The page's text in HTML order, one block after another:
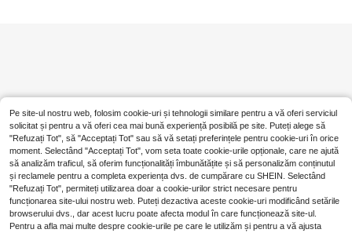
Pe site-ul nostru web, folosim cookie-uri și tehnologii similare pentru a vă oferi serviciul
solicitat și pentru a vă oferi cea mai bună experiență posibilă pe site. Puteți alege să
"Refuzați Tot", să "Acceptați Tot" sau să vă setați preferințele pentru cookie-uri în orice
moment. Selectând "Acceptați Tot", vom seta toate cookie-urile opționale, care ne ajută
să analizăm traficul, să oferim funcționalități îmbunătățite și să personalizăm conținutul
și reclamele pentru a completa experiența dvs. de cumpărare cu SHEIN. Selectând
"Refuzați Tot", permiteți utilizarea doar a cookie-urilor strict necesare pentru
funcționarea site-ului nostru web. Puteți dezactiva aceste cookie-uri modificând setările
browserului dvs., dar acest lucru poate afecta modul în care funcționează site-ul.
Pentru a afla mai multe despre cookie-urile pe care le utilizăm și pentru a vă ajusta